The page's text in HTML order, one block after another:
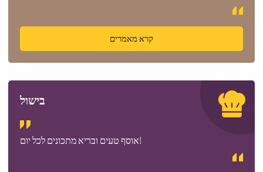
קרא מאמרים
בישול
אוסף טעים ובריא מתכונים לכל יום!